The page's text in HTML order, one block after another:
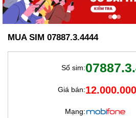
MUA SIM 07887.3.4444
Số sim:
Giá bán:
Mạng: